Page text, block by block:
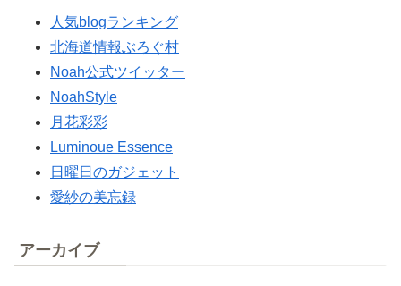
人気blogランキング
北海道情報ぶろぐ村
Noah公式ツイッター
NoahStyle
月花彩彩
Luminoue Essence
日曜日のガジェット
愛紗の美忘録
アーカイブ